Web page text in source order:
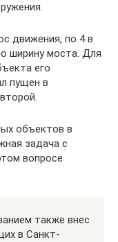
движения, по 4 в
ширину моста. Для
его
пущен в
объектов в
задача с
вопросе
также внес
в Санкт-